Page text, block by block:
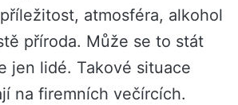
atmosféra, alkohol
příroda. Může se to stát
jen lidé. Takové situace
na firemních večírcích.